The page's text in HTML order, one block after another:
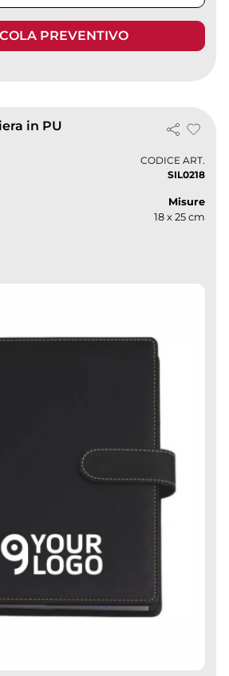
PREVENTIVO
in PU
CODICE ART.
SIL0218
Misure
18 x 25 cm